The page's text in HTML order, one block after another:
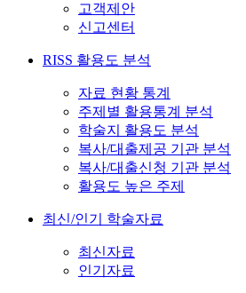
고객제안
신고센터
RISS 활용도 분석
자료 현황 통계
주제별 활용통계 분석
학술지 활용도 분석
복사/대출제공 기관 분석
복사/대출신청 기관 분석
활용도 높은 주제
최신/인기 학술자료
최신자료
인기자료